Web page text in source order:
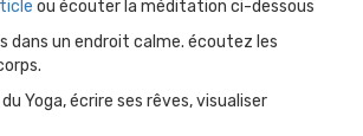
ou écouter la méditation ci-dessous
dans un endroit calme. écoutez les
Yoga, écrire ses rêves, visualiser